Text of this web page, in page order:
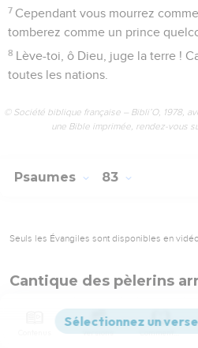
7 Cependant vous mourrez
tomberez comme un prince
8 Lève-toi, ô Dieu, juge la terre !
toutes les nations.
© Société biblique française – Bibli’O, 1978,
une Bible imprimée, rendez-vous
Psaumes 83
Seuls les Évangiles sont disponibles en
Cantique des pèlerins
Cantique. Psaume d’Asaph.
O Dieu, ne reste pas dans le
Versions Commentaires